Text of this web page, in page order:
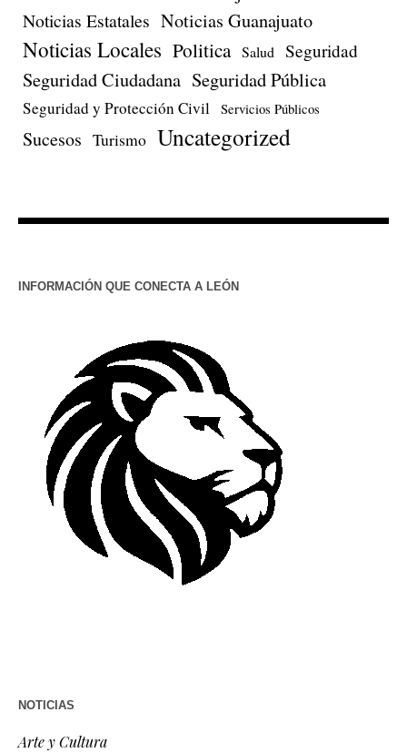
Noticias Estatales Noticias Guanajuato
Noticias Locales Politica Salud Seguridad
Seguridad Ciudadana Seguridad Pública
Seguridad y Protección Civil Servicios Públicos
Sucesos Turismo Uncategorized
INFORMACIÓN QUE CONECTA A LEÓN
NOTICIAS
Arte y Cultura